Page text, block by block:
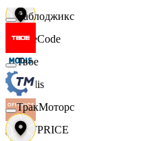
FaceCode
Modis
OFFPRICE
Таблоджикс
Твое
ТракМоторс